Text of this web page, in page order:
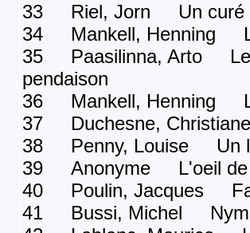
33 Riel, Jorn Un curé
34 Mankell, Henning Le
35 Paasilinna, Arto Le
pendaison
36 Mankell, Henning
37 Duchesne,
38 Penny, Louise Un
39 Anonyme L'oeil de
40 Poulin, Jacques
41 Bussi, Michel